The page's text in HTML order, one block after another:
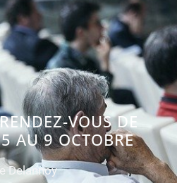
VOUS DE
AU 9 OCTOBRE
Delannoy